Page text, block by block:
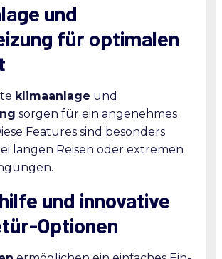
und
für optimalen
klimaanlage und
sorgen für ein angenehmes
Features sind besonders
langen Reisen oder extremen
und innovative
Optionen